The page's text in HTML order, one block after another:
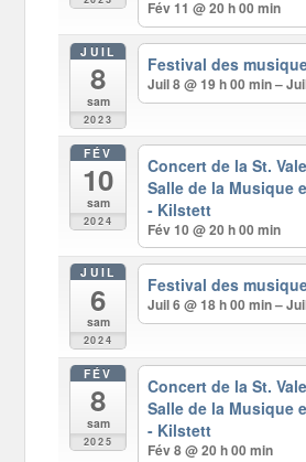
Fév 11 @ 20 h 00 min
JUIL
8
sam
2023
Festival des
Juil 8 @ 19 h 00 min –
FÉV
10
sam
2024
Concert de la St.
Salle de la Musique
- Kilstett
Fév 10 @ 20 h 00 min
JUIL
6
sam
2024
Festival des
Juil 6 @ 18 h 00 min –
FÉV
8
sam
2025
Concert de la St.
Salle de la Musique
- Kilstett
Fév 8 @ 20 h 00 min